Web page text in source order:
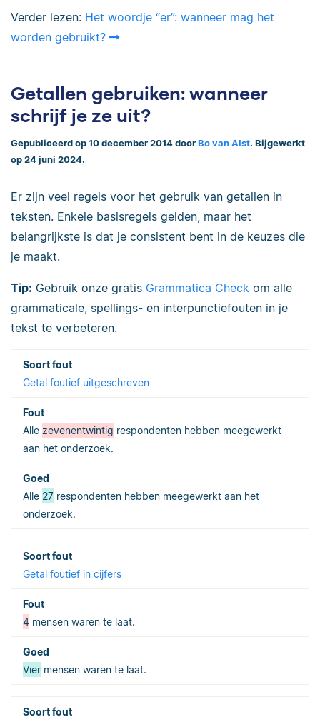
Verder lezen: Het woordje “er”: wanneer mag het
worden gebruikt?
Getallen gebruiken: wanneer
schrijf je ze uit?
Gepubliceerd op 10 december 2014 door Bo van Alst. Bijgewerkt
op 24 juni 2024.
Er zijn veel regels voor het gebruik van getallen in
teksten. Enkele basisregels gelden, maar het
belangrijkste is dat je consistent bent in de keuzes die
je maakt.
Tip: Gebruik onze gratis Grammatica Check om alle
grammaticale, spellings- en interpunctiefouten in je
tekst te verbeteren.
Getal foutief uitgeschreven
Alle zevenentwintig respondenten hebben meegewerkt
aan het onderzoek.
Alle 27 respondenten hebben meegewerkt aan het
onderzoek.
Getal foutief in cijfers
4 mensen waren te laat.
Vier mensen waren te laat.